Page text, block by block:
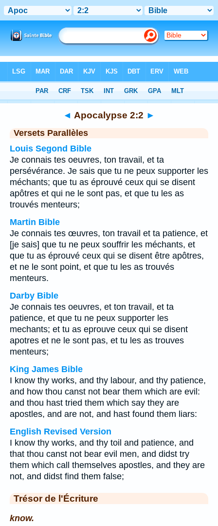
Chapitre 2 > Verset 2
◄ Apocalypse 2:2 ►
Versets Parallèles
Louis Segond Bible
Je connais tes oeuvres, ton travail, et ta
persévérance. Je sais que tu ne peux supporter les
méchants; que tu as éprouvé ceux qui se disent
apôtres et qui ne le sont pas, et que tu les as
trouvés menteurs;
Martin Bible
Je connais tes œuvres, ton travail et ta patience, et
[je sais] que tu ne peux souffrir les méchants, et
que tu as éprouvé ceux qui se disent être apôtres,
et ne le sont point, et que tu les as trouvés
menteurs.
Darby Bible
Je connais tes oeuvres, et ton travail, et ta
patience, et que tu ne peux supporter les
mechants; et tu as eprouve ceux qui se disent
apotres et ne le sont pas, et tu les as trouves
menteurs;
King James Bible
I know thy works, and thy labour, and thy patience,
and how thou canst not bear them which are evil:
and thou hast tried them which say they are
apostles, and are not, and hast found them liars:
English Revised Version
I know thy works, and thy toil and patience, and
that thou canst not bear evil men, and didst try
them which call themselves apostles, and they are
not, and didst find them false;
Trésor de l'Écriture
know.